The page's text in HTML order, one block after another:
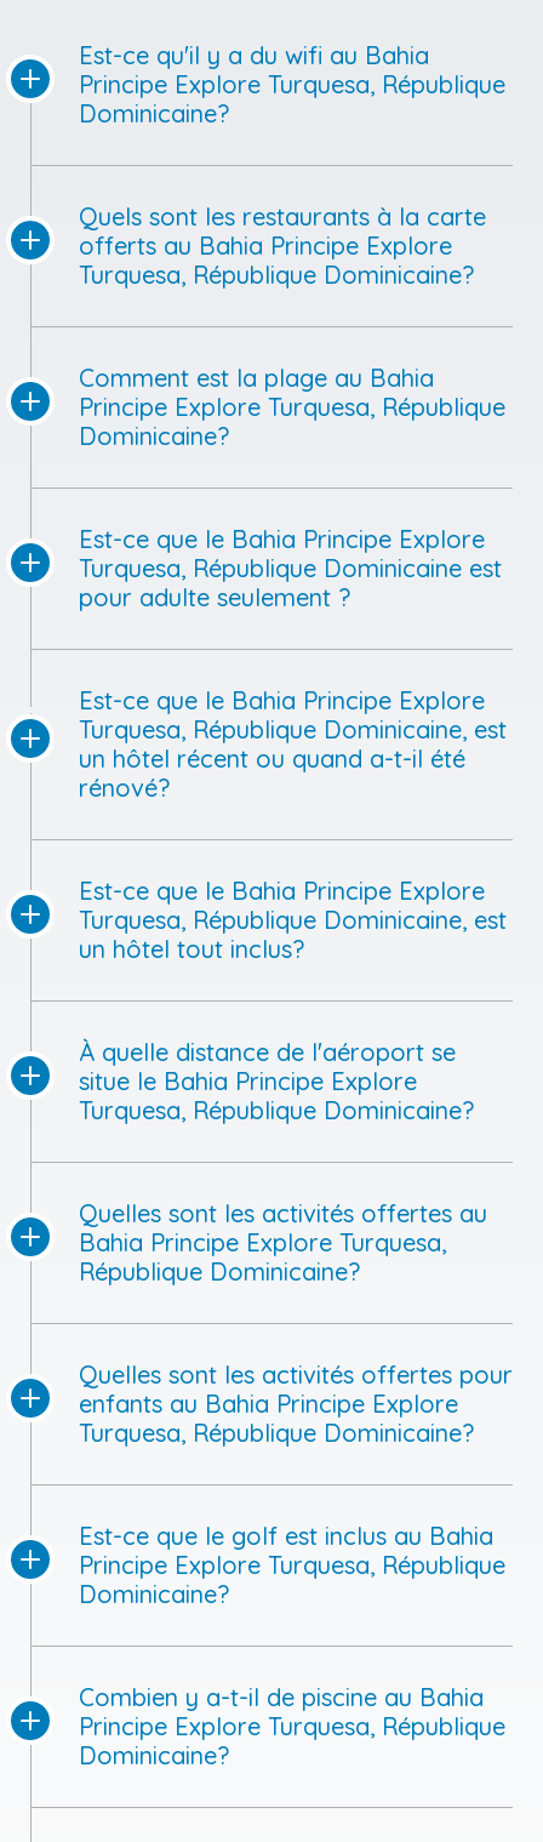
Est-ce qu'il y a du wifi au Bahia
Principe Explore Turquesa, République
Dominicaine?
Quels sont les restaurants à la carte
offerts au Bahia Principe Explore
Turquesa, République Dominicaine?
Comment est la plage au Bahia
Principe Explore Turquesa, République
Dominicaine?
Est-ce que le Bahia Principe Explore
Turquesa, République Dominicaine est
pour adulte seulement ?
Est-ce que le Bahia Principe Explore
Turquesa, République Dominicaine, est
un hôtel récent ou quand a-t-il été
rénové?
Est-ce que le Bahia Principe Explore
Turquesa, République Dominicaine, est
un hôtel tout inclus?
À quelle distance de l'aéroport se
situe le Bahia Principe Explore
Turquesa, République Dominicaine?
Quelles sont les activités offertes au
Bahia Principe Explore Turquesa,
République Dominicaine?
Quelles sont les activités offertes pour
enfants au Bahia Principe Explore
Turquesa, République Dominicaine?
Est-ce que le golf est inclus au Bahia
Principe Explore Turquesa, République
Dominicaine?
Combien y a-t-il de piscine au Bahia
Principe Explore Turquesa, République
Dominicaine?